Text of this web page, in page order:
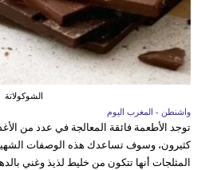
الشوكولاتة
واشنطن - المغرب اليوم
توجد الأطعمة فائقة المعالجة في عدد من
كثيرون، وسوف تساعدك هذه الوصفات
المثلجات أنها تتكون من خليط لذيذ وغني